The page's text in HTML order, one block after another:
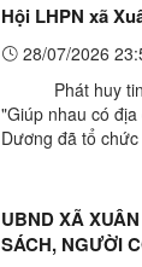
Hội LHPN xã
28/07/2026
Phát huy tinh
"Giúp nhau có
Dương đã tổ
UBND XÃ
SÁCH, NGƯỜI